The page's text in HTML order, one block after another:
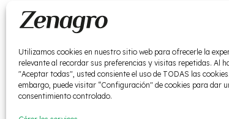
Utilizamos cookies en nuestro sitio web para ofrecerle la
relevante al recordar sus preferencias y visitas repetidas. Al
"Aceptar todas", usted consiente el uso de TODAS las
embargo, puede visitar “Configuración" de cookies para dar
consentimiento controlado.
les caractérise.
Que faisons-nous ?
Actualités